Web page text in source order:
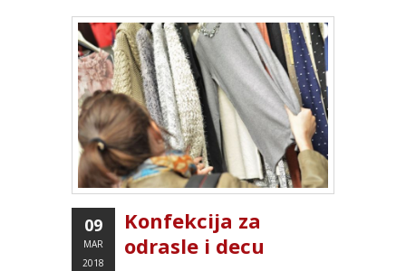
09
MAR
2018
Konfekcija za
odrasle i decu